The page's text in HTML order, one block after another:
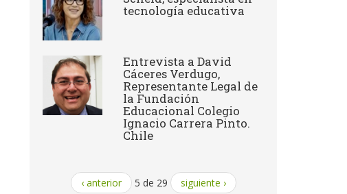
tecnología educativa
Entrevista a David
Cáceres Verdugo,
Representante Legal de
la Fundación
Educacional Colegio
Ignacio Carrera Pinto.
Chile
‹ anterior 5 de 29 siguiente ›